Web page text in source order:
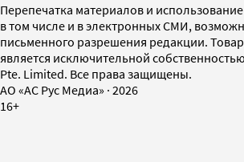
Перепечатка материалов и
в том числе и в электронных СМИ,
письменного разрешения редакции.
является исключительной
Pte. Limited. Все права защищены.
AO «АС Рус Медиа» · 2026
16+